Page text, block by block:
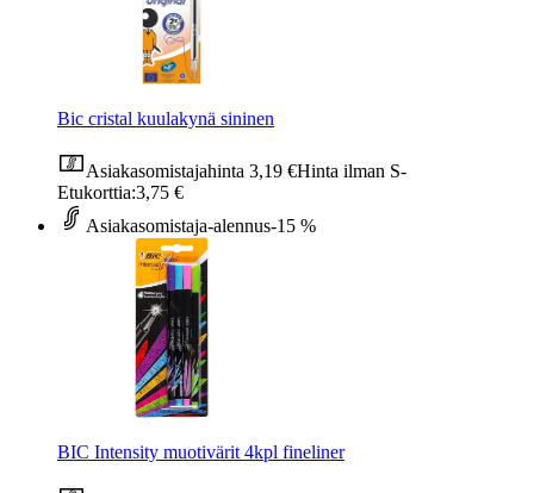
Bic cristal kuulakynä sininen
Asiakasomistajahinta 3,19 €Hinta ilman S-
Etukorttia:3,75 €
Asiakasomistaja-alennus-15 %
BIC Intensity muotivärit 4kpl fineliner